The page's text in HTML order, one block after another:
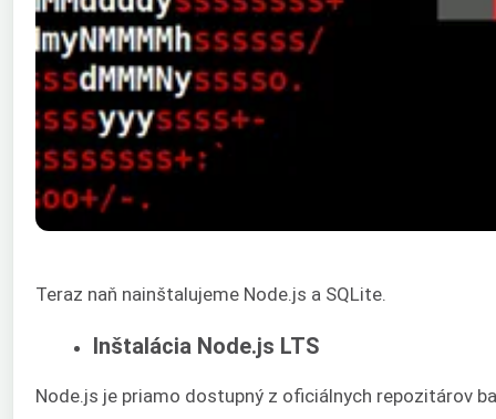
Teraz naň nainštalujeme Node.js a SQLite.
Inštalácia Node.js LTS
Node.js je priamo dostupný z oficiálnych repozitárov